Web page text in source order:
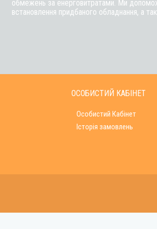
обмежень за енерговитратами. Ми
встановлення придбаного обладнання, а
ОСОБИСТИЙ КАБІНЕТ
Особистий Кабінет
Історія замовлень